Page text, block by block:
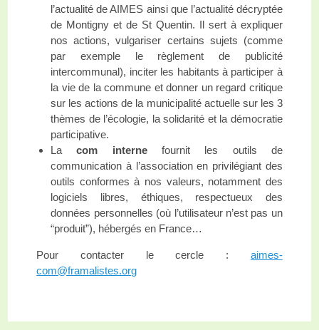
l’actualité de AIMES ainsi que l’actualité décryptée
de Montigny et de St Quentin. Il sert à expliquer
nos actions, vulgariser certains sujets (comme
par exemple le règlement de publicité
intercommunal), inciter les habitants à participer à
la vie de la commune et donner un regard critique
sur les actions de la municipalité actuelle sur les 3
thèmes de l’écologie, la solidarité et la démocratie
participative.
Lacom interne fournit les outils de
communication à l’association en privilégiant des
outils conformes à nos valeurs, notamment des
logiciels libres, éthiques, respectueux des
données personnelles (où l’utilisateur n’est pas un
“produit”), hébergés en France…
Pour contacter le cercle : aimes-
com@framalistes.org